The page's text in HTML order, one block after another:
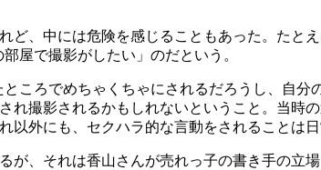
、中には危険を感じることもあった。たと
屋で撮影がしたい」のだという。
ころでめちゃくちゃにされるだろうし、自分
撮影されるかもしれないということ。当時
外にも、セクハラ的な言動をされることは日
、それは香山さんが売れっ子の書き手の立